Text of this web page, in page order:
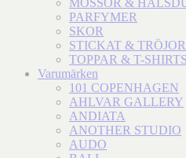
MÖSSOR &
PARFYMER
SKOR
STICKAT & TRÖJOR
TOPPAR & T-SHIRTS
Varumärken
101 COPENHAGEN
AHLVAR GALLERY
ANDIATA
ANOTHER STUDIO
AUDO